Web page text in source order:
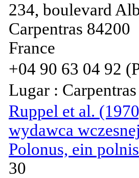
234, boulevard
Carpentras 84200
France
+04 90 63 04 92
Lugar : Carpentras
Ruppel et al.
wydawca
Polonus, ein
30